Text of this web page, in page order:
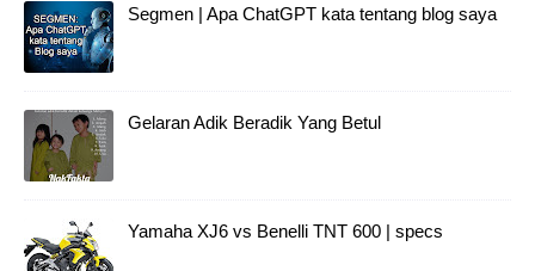
Segmen | Apa ChatGPT kata tentang blog saya
Gelaran Adik Beradik Yang Betul
Yamaha XJ6 vs Benelli TNT 600 | specs